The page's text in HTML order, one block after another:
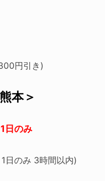
円引き)
本＞
日のみ
日のみ 3時間以内)